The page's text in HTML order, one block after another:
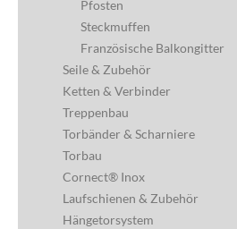
Pfosten
Steckmuffen
Französische Balkongitter
Seile & Zubehör
Ketten & Verbinder
Treppenbau
Torbänder & Scharniere
Torbau
Cornect® Inox
Laufschienen & Zubehör
Hängetorsystem